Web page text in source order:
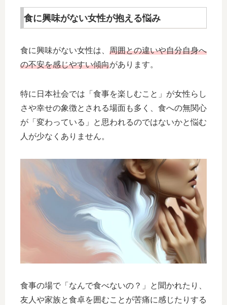
食に興味がない女性が抱える悩み
食に興味がない女性は、 周囲との違いや自分自身へ
の不安を感じやすい傾向があります。
特に日本社会では「食事を楽しむこと」が女性らし
さや幸せの象徴とされる場面も多く、食への無関心
が「変わっている」と思われるのではないかと悩む
人が少なくありません。
食事の場で「なんで食べないの？」と聞かれたり、
友人や家族と食卓を囲むことが苦痛に感じたりする